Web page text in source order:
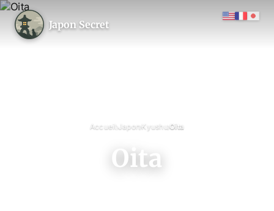
Japon Secret
Accueil ›Japon›Kyushu›Oita
Oita